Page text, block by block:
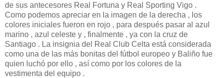
de sus antecesores Real Fortuna y Real Sporting Vigo .
Como podemos apreciar en la imagen de la derecha , los
colores iniciales fueron en rojo , para después pasar al azul
marino , azul celeste y , finalmente , ya con la cruz de
Santiago . La insignia del Real Club Celta está considerada
como una de las más bonitas del fútbol europeo y Baliño fue
quien luchó por ello , así como por los colores de la
vestimenta del equipo .